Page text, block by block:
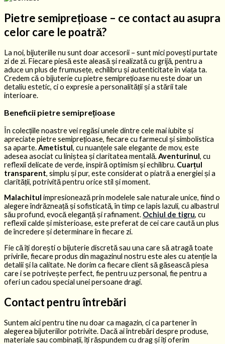
Pietre semiprețioase – ce contact au asupra
celor care le poatră?
La noi, bijuteriile nu sunt doar accesorii – sunt mici povești purtate
zi de zi. Fiecare piesă este aleasă și realizată cu grijă, pentru a
aduce un plus de frumusețe, echilibru și autenticitate în viața ta.
Credem că o bijuterie cu pietre semiprețioase nu este doar un
detaliu estetic, ci o expresie a personalității și a stării tale
interioare.
Beneficii pietre semiprețioase
În colecțiile noastre vei regăsi unele dintre cele mai iubite și
apreciate pietre semiprețioase, fiecare cu farmecul și simbolistica
sa aparte.Ametistul, cu nuanțele sale elegante de mov, este
adesea asociat cu liniștea și claritatea mentală.Aventurinul, cu
reflexii delicate de verde, inspiră optimism și echilibru. Cuarțul
transparent, simplu și pur, este considerat o piatră a energiei și a
clarității, potrivită pentru orice stil și moment.
Malachitul impresionează prin modelele sale naturale unice, fiind o
alegere îndrăzneață și sofisticată, în timp ce lapis lazuli, cu albastrul
său profund, evocă eleganță și rafinament. Ochiul de tigru, cu
reflexii calde și misterioase, este preferat de cei care caută un plus
de încredere și determinare în fiecare zi.
Fie că îți dorești o bijuterie discretă sau una care să atragă toate
privirile, fiecare produs din magazinul nostru este ales cu atenție la
detalii și la calitate. Ne dorim ca fiecare client să găsească piesa
care i se potrivește perfect, fie pentru uz personal, fie pentru a
oferi un cadou special unei persoane dragi.
Contact pentru întrebări
Suntem aici pentru tine nu doar ca magazin, ci ca partener în
alegerea bijuteriilor potrivite. Dacă ai întrebări despre produse,
materiale sau combinații, îți răspundem cu drag și îți oferim